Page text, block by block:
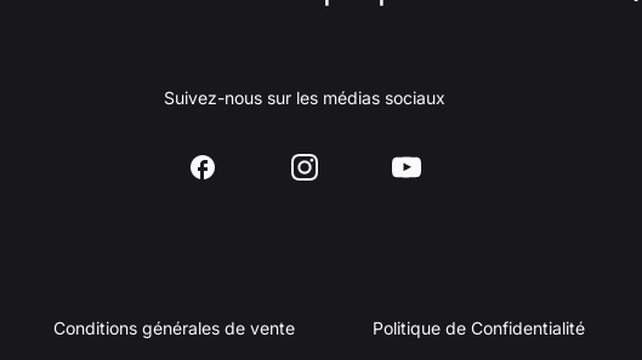
Suivez-nous sur les médias sociaux
Conditions générales de vente Politique de Confidentialité